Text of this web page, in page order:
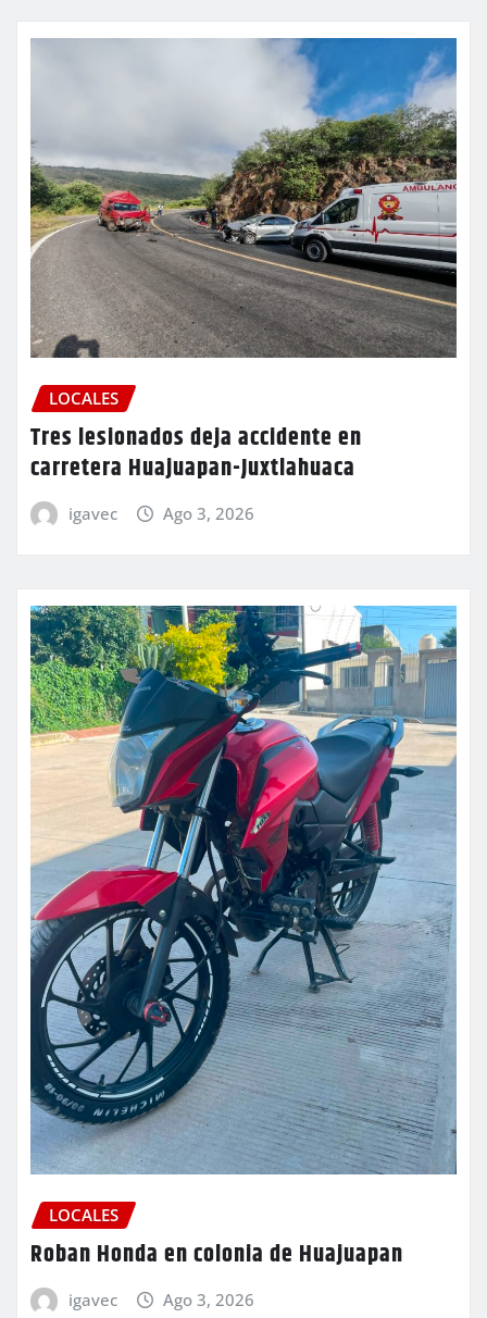
LOCALES
Tres lesionados deja accidente en
carretera Huajuapan-Juxtlahuaca
igavec Ago 3, 2026
LOCALES
Roban Honda en colonia de Huajuapan
igavec Ago 3, 2026